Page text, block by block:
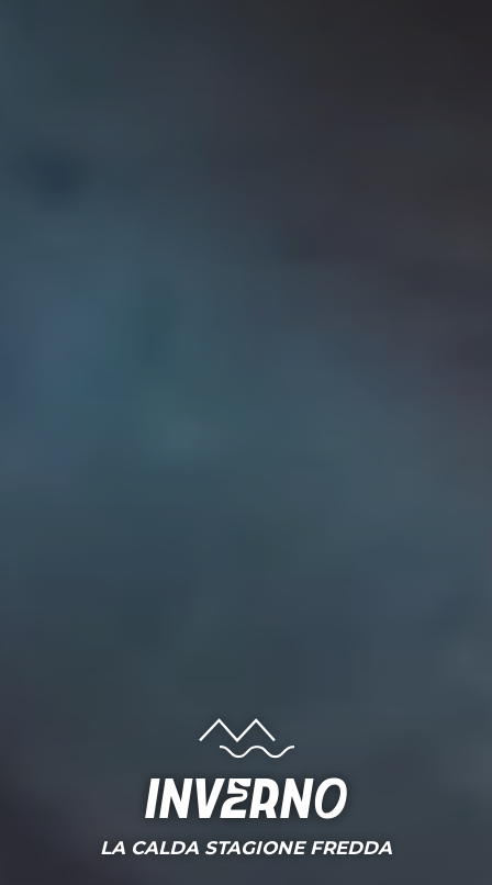
Inverno
LA CALDA STAGIONE FREDDA